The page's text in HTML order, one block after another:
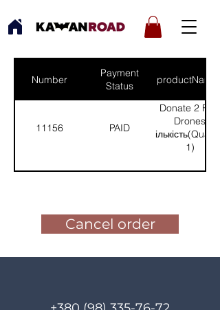
Number
Payment
Status
productNames
11156 PAID
Donate 2 FPV
Drones
1)
Cancel order